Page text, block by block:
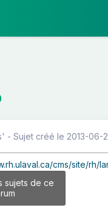
- Sujet créé le 2013-06-
cms/site/rh/
sujets de ce